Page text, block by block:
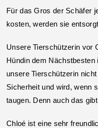
Für das Gros der Schäfer
kosten, werden sie
Unsere Tierschützerin vor
Hündin dem
unsere Tierschützerin
Sicherheit und wird, wenn
taugen. Denn auch das
Chloé ist eine sehr